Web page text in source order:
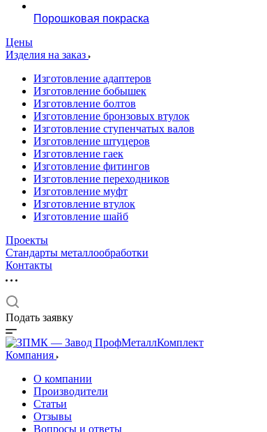
Порошковая покраска
Цены
Изделия на заказ
Изготовление адаптеров
Изготовление бобышек
Изготовление болтов
Изготовление бронзовых втулок
Изготовление ступенчатых валов
Изготовление штуцеров
Изготовление гаек
Изготовление фитингов
Изготовление переходников
Изготовление муфт
Изготовление втулок
Изготовление шайб
Проекты
Стандарты металлообработки
Контакты
Подать заявку
Компания
О компании
Производители
Статьи
Отзывы
Вопросы и ответы